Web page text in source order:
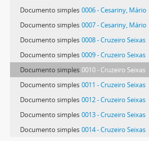
Documento simples 0006 - Cesariny, Mário
Documento simples 0007 - Cesariny, Mário
Documento simples 0008 - Cruzeiro Seixas
Documento simples 0009 - Cruzeiro Seixas
Documento simples 0010 - Cruzeiro Seixas
Documento simples 0011 - Cruzeiro Seixas
Documento simples 0012 - Cruzeiro Seixas
Documento simples 0013 - Cruzeiro Seixas
Documento simples 0014 - Cruzeiro Seixas